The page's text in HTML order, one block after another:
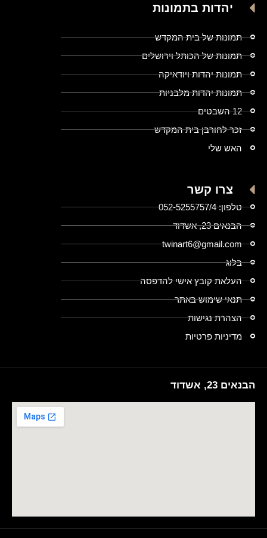
יהדות בתמונות
תמונות של בית המקדש
תמונות של הכותל וירושלים
תמונות יהדות ויודאיקה
תמונות יהדות מלבניות
12 השבטים
זכר לחורבן בית המקדש
האש שלי
צרו קשר
טלפון: 052-5255757/4
הבנאים 23, אשדוד
twinart6@gmail.com
בלוג
העלאת קובץ אישי להדפסה
תנאי שימוש באתר
הצהרת נגישות
מדיניות פרטיות
הבנאים 23, אשדוד